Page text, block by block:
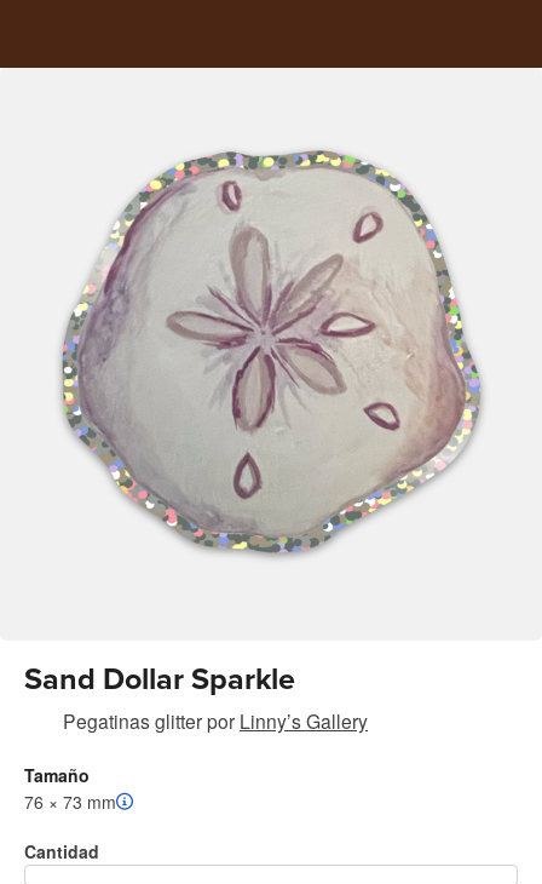
Sand Dollar Sparkle
Pegatinas glitterpor Linny’s Gallery
Tamaño
76 × 73 mm
Cantidad